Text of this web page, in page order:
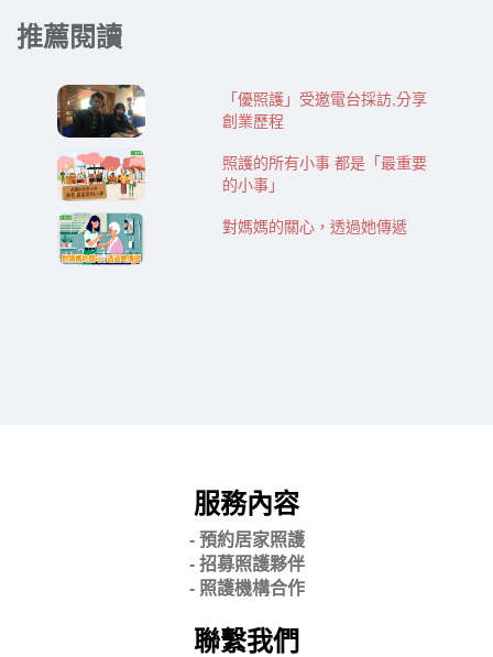
推薦閱讀
「優照護」受邀電台採訪,分享
創業歷程
照護的所有小事 都是「最重要
的小事」
對媽媽的關心，透過她傳遞
服務內容
- 預約居家照護
- 招募照護夥伴
- 照護機構合作
聯繫我們